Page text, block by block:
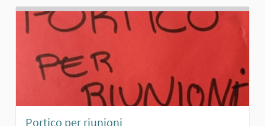
Portico per riunioni